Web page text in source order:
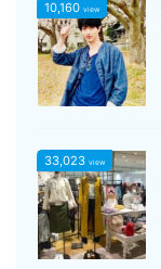
10,160 view
33,023 view